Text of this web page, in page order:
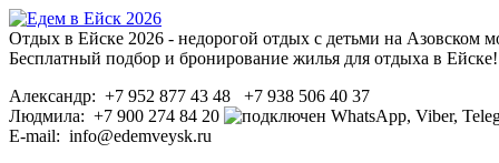
Отдых в Ейске 2026 - недорогой отдых с детьми на Азовском
Бесплатный подбор и бронирование жилья для отдыха в Ейске!
Александр: +7 952 877 43 48 +7 938 506 40 37
Людмила: +7 900 274 84 20
E-mail: info@edemveysk.ru